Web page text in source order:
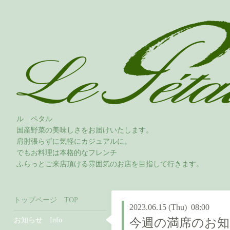
ル ペタル
国産野菜の美味しさをお届けいたします。
肩肘張らずに気軽にカジュアルに。
でもお料理は本格的なフレンチ
ふらっとご来店頂ける雰囲気のお店を目指して行きます。
2023.06.15 (Thu) 08:00
今週の満席のお
トップページ TOP
お知らせ Info